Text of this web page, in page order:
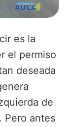
es la
el permiso
deseada
de
Pero antes